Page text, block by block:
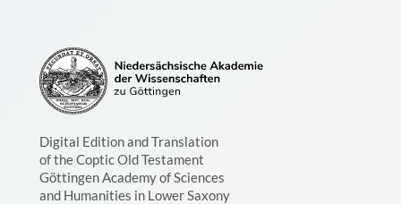
Digital Edition and Translation
of the Coptic Old Testament
Göttingen Academy of Sciences
and Humanities in Lower Saxony